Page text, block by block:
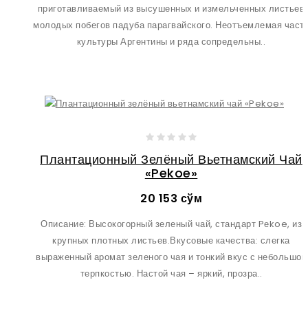
приготавливаемый из высушенных и измельченных листьев
молодых побегов падуба парагвайского. Неотъемлемая
культуры Аргентины и ряда сопредельны..
Плантационный Зелёный Вьетнамский Чай
«Pekoe»
20 153 сўм
Описание: Высокогорный зеленый чай, стандарт Pеkoe, из
крупных плотных листьев.Вкусовые качества: слегка
выраженный аромат зеленого чая и тонкий вкус с небольшой
терпкостью. Настой чая – яркий, прозра..